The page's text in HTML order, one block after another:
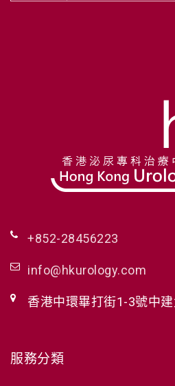
+852-28456223
info@hkurology.com
香港中環畢打街1-3號中
服務分類